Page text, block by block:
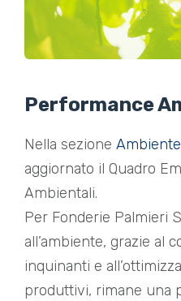
Performance
Nella sezione Ambiente
aggiornato il Quadro
Ambientali.
Per Fonderie Palmieri
all’ambiente, grazie al
inquinanti e
produttivi, rimane una